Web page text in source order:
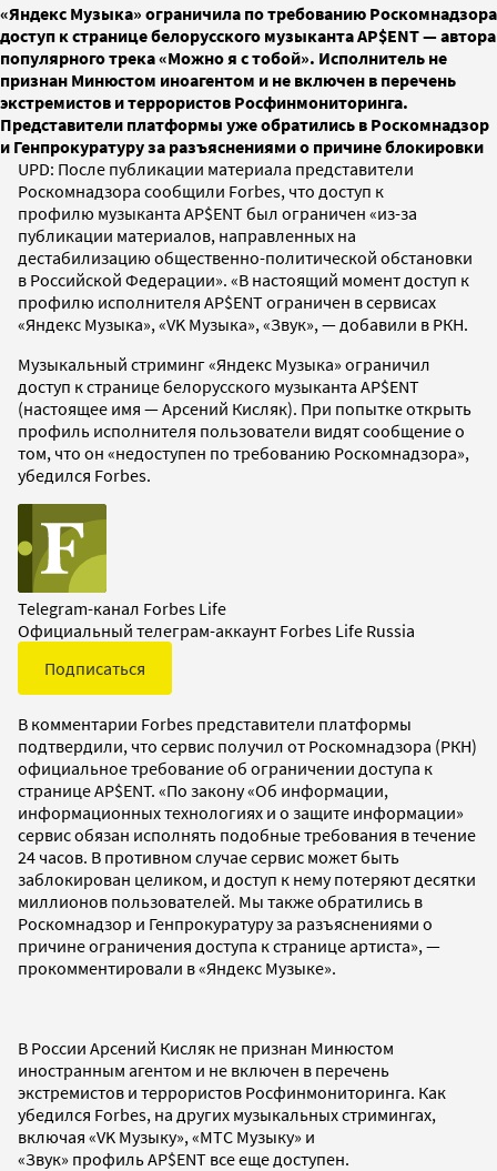
«Яндекс Музыка» ограничила по требованию Роскомнадзора
доступ к странице белорусского музыканта AP$ENT — автора
популярного трека «Можно я с тобой». Исполнитель не
признан Минюстом иноагентом и не включен в перечень
экстремистов и террористов Росфинмониторинга.
Представители платформы уже обратились в Роскомнадзор
и Генпрокуратуру за разъяснениями о причине блокировки
UPD: После публикации материала представители
Роскомнадзора сообщили Forbes, что доступ к
профилю музыканта AP$ENT был ограничен «из-за
публикации материалов, направленных на
дестабилизацию общественно-политической обстановки
в Российской Федерации». «В настоящий момент доступ к
профилю исполнителя AP$ENT ограничен в сервисах
«Яндекс Музыка», «VK Музыка», «Звук», — добавили в РКН.
Музыкальный стриминг «Яндекс Музыка» ограничил
доступ к странице белорусского музыканта AP$ENT
(настоящее имя — Арсений Кисляк). При попытке открыть
профиль исполнителя пользователи видят сообщение о
том, что он «недоступен по требованию Роскомнадзора»,
убедился Forbes.
Telegram-канал Forbes Life
Официальный телеграм-аккаунт Forbes Life Russia
Подписаться
В комментарии Forbes представители платформы
подтвердили, что сервис получил от Роскомнадзора (РКН)
официальное требование об ограничении доступа к
странице AP$ENT. «По закону «Об информации,
информационных технологиях и о защите информации»
сервис обязан исполнять подобные требования в течение
24 часов. В противном случае сервис может быть
заблокирован целиком, и доступ к нему потеряют десятки
миллионов пользователей. Мы также обратились в
Роскомнадзор и Генпрокуратуру за разъяснениями о
причине ограничения доступа к странице артиста», —
прокомментировали в «Яндекс Музыке».
В России Арсений Кисляк не признан Минюстом
иностранным агентом и не включен в перечень
экстремистов и террористов Росфинмониторинга. Как
убедился Forbes, на других музыкальных стримингах,
включая «VK Музыку», «МТС Музыку» и
«Звук» профиль AP$ENT все еще доступен.